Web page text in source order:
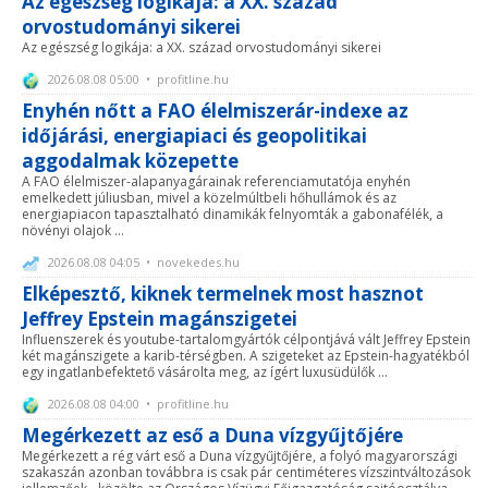
orvostudományi sikerei
Az egészség logikája: a XX. század orvostudományi sikerei
2026.08.08 05:00 • profitline.hu
Enyhén nőtt a FAO élelmiszerár-indexe az
időjárási, energiapiaci és geopolitikai
aggodalmak közepette
A FAO élelmiszer-alapanyagárainak referenciamutatója enyhén
emelkedett júliusban, mivel a közelmúltbeli hőhullámok és az
energiapiacon tapasztalható dinamikák felnyomták a gabonafélék, a
növényi olajok ...
2026.08.08 04:05 • novekedes.hu
Elképesztő, kiknek termelnek most hasznot
Jeffrey Epstein magánszigetei
Influenszerek és youtube-tartalomgyártók célpontjává vált Jeffrey Epstein
két magánszigete a karib-térségben. A szigeteket az Epstein-hagyatékból
egy ingatlanbefektető vásárolta meg, az ígért luxusüdülők ...
2026.08.08 04:00 • profitline.hu
Megérkezett az eső a Duna vízgyűjtőjére
Megérkezett a rég várt eső a Duna vízgyűjtőjére, a folyó magyarországi
szakaszán azonban továbbra is csak pár centiméteres vízszintváltozások